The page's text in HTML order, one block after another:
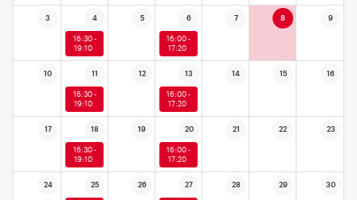
3 4 5 6 7 8 9
16:30 -
19:10
16:00 -
17:20
10 11 12 13 14 15 16
16:30 -
19:10
16:00 -
17:20
17 18 19 20 21 22 23
16:30 -
19:10
16:00 -
17:20
24 25 26 27 28 29 30